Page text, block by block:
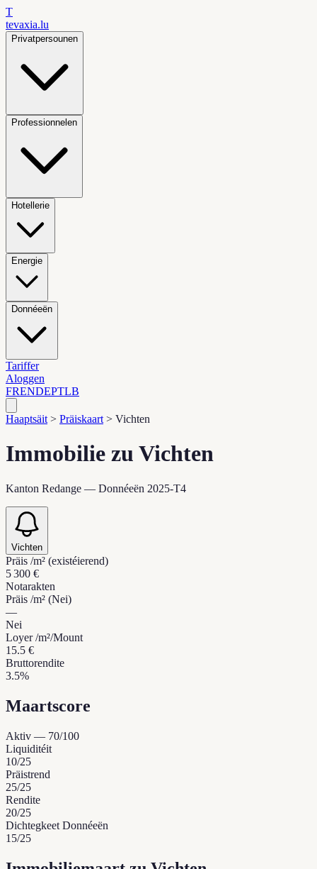
T
tevaxia.lu
Privatpersounen
Professionnelen
Hotellerie
Energie
Donnéeën
Tariffer
Aloggen
FRENDEPTLB
Haaptsäit > Präiskaart > Vichten
Immobilie zu Vichten
Kanton Redange — Donnéeën 2025-T4
Vichten
Präis /m² (existéierend)
5 300 €
Notarakten
Präis /m² (Nei)
—
Nei
Loyer /m²/Mount
15.5 €
Bruttorendite
3.5%
Maartscore
Aktiv — 70/100
Liquiditéit
10/25
Präistrend
25/25
Rendite
20/25
Dichtegkeet Donnéeën
15/25